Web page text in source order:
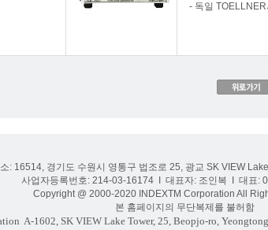
- 독일 TOELLNER
소: 16514, 경기도 수원시 영통구 법조로 25, 광교 SK VIEW
사업자등록번호: 214-03-16174 I 대표자: 조인복 I 대표:
Copyright @ 2000-2020 INDEXTM Corporation All
본 홈페이지의 무단복제를 불허함
A-1602, SK VIEW Lake Tower, 25, Beopjo-ro,